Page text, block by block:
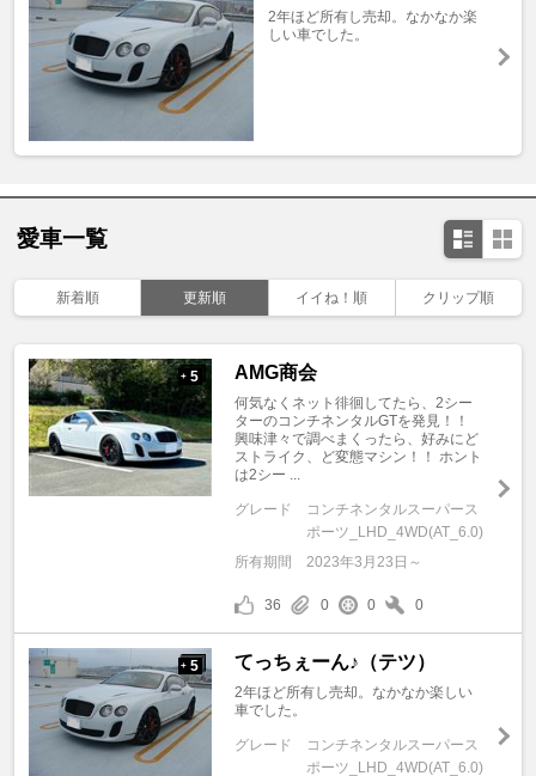
2年ほど所有し売却。なかなか楽
しい車でした。
愛車一覧
新着順 更新順 イイね！順 クリップ順
+ 5 AMG商会
何気なくネット徘徊してたら、2シー
ターのコンチネンタルGTを発見！！
興味津々で調べまくったら、好みにど
ストライク、ど変態マシン！！ ホント
は2シー ...
グレード
コンチネンタルスーパース
ポーツ_LHD_4WD(AT_6.0)
所有期間
2023年3月23日～
36 0 0 0
+ 5 てっちぇーん♪（テツ）
2年ほど所有し売却。なかなか楽しい
車でした。
グレード
コンチネンタルスーパース
ポーツ_LHD_4WD(AT_6.0)